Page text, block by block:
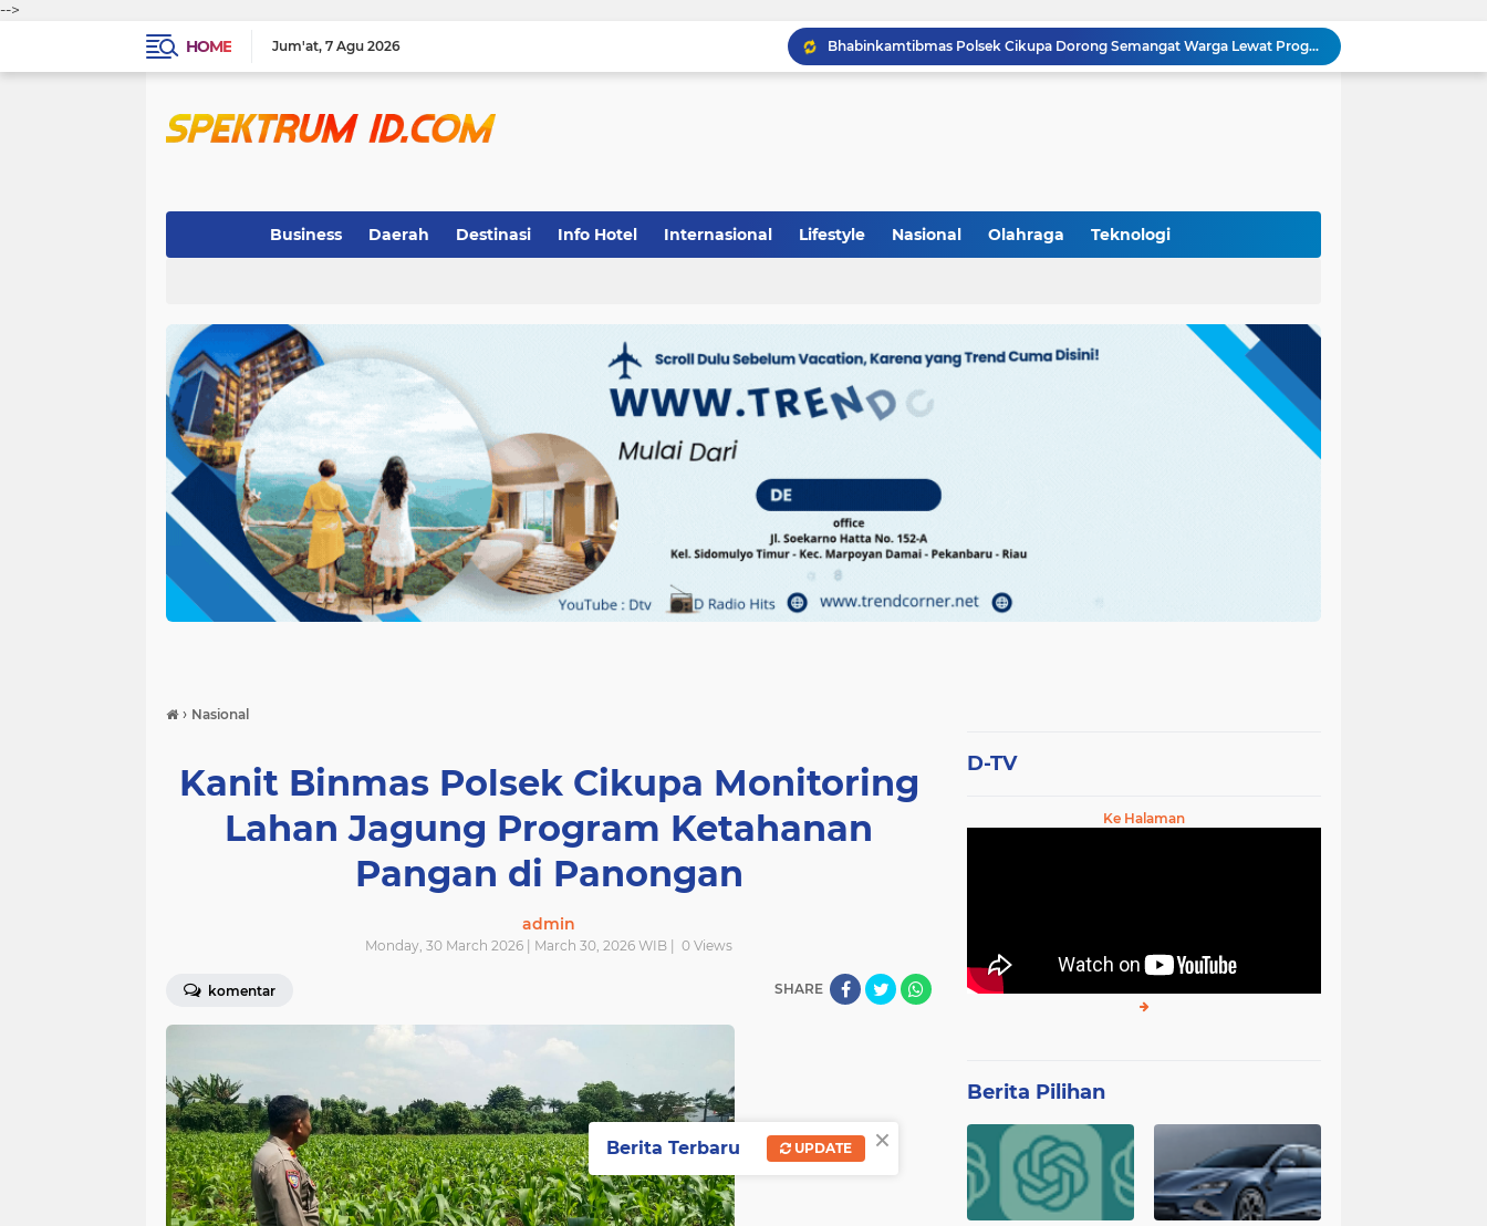
-->
HOME
Jum'at 7 Agu 2026
Polisi Peduli Pendidikan, Kasat Binmas Polresta Tangerang Jadi Pembina Upacara di SMA IT Smart Syahida Cikupa
Aiptu Budiansyah Perkuat Siskamling Bersama Warga, Polsek Cikupa Tingkatkan Sinergi Jaga Kamtibmas
Kanit Lantas Polsek Cikupa Pimpin Patroli KRYD, Antisipasi Gangguan Kamtibmas di Sejumlah Titik Rawan
Business Daerah Destinasi Info Hotel Internasional Lifestyle Nasional Olahraga Teknologi
› Nasional
Kanit Binmas Polsek Cikupa Monitoring
Lahan Jagung Program Ketahanan
Pangan di Panongan
admin
Monday, 30 March 2026 | March 30, 2026 WIB | 0 Views
komentar SHARE
D-TV
Ke Halaman
Berita Pilihan
×
Berita Terbaru UPDATE